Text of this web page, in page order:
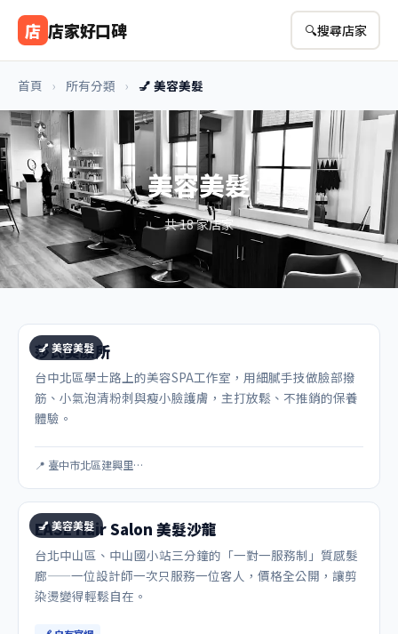
店 店家好口碑 🔍搜尋店家
首頁 › 所有分類 › 💅 美容美髮
美容美髮
共 18 家店家
💅 美容美髮
莎氏美顏所
台中北區學士路上的美容SPA工作室，用細膩手技做臉部撥
筋、小氣泡清粉刺與瘦小臉護膚，主打放鬆、不推銷的保養
體驗。
📍 臺中市北區建興里…
💅 美容美髮
EASE Hair Salon 美髮沙龍
台北中山區、中山國小站三分鐘的「一對一服務制」質感髮
廊——一位設計師一次只服務一位客人，價格全公開，讓剪
染燙變得輕鬆自在。